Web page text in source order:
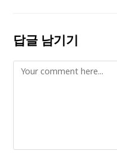
답글 남기기
Comment